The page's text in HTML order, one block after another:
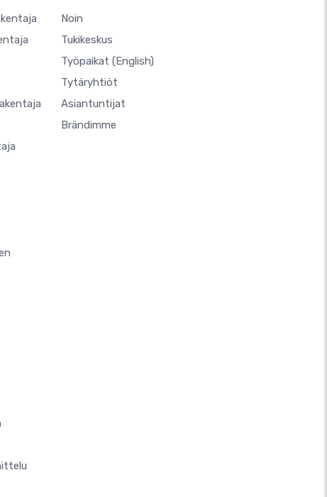
Noin
Tukikeskus
Työpaikat (English)
Tytäryhtiöt
Asiantuntijat
Brändimme